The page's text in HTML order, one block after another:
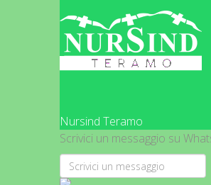
Nursind Teramo
Scrivici un messaggio su